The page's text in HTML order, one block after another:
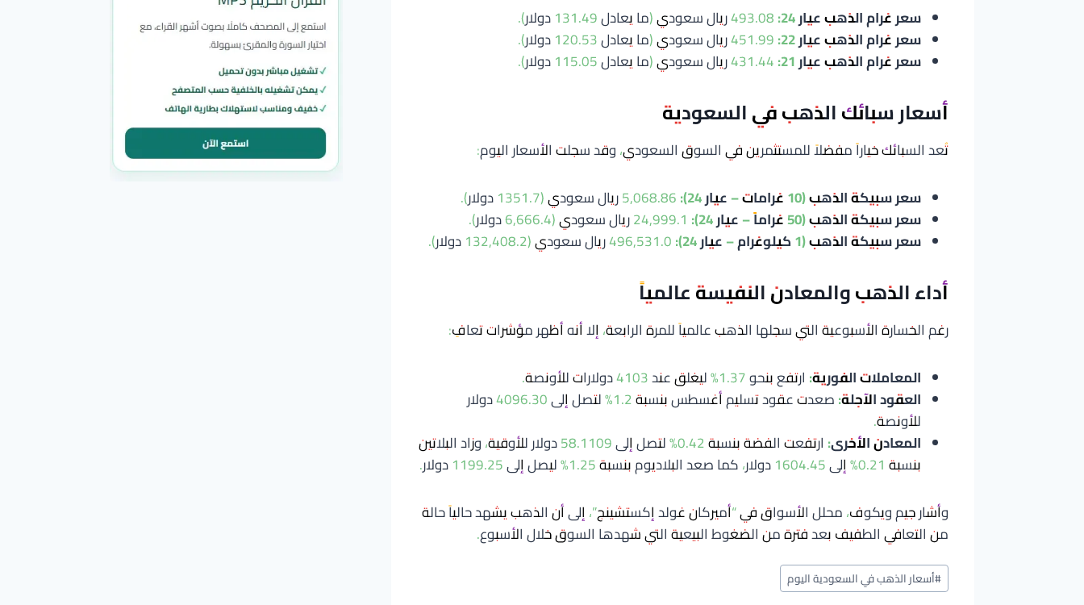
سعر غرام الذهب عيار 24:
سعر غرام الذهب عيار 22:
سعر غرام الذهب عيار 21:
أسعار سبائك الذهب في السعودية
تُعد السبائك خياراً مفضلاً للمستثمرين في السوق السعودي، وقد سجلت الأسعار اليوم:
سعر سبيكة الذهب (10 غرامات – عيار 24):
سعر سبيكة الذهب (50 غراماً – عيار 24):
سعر سبيكة الذهب (1 كيلوغرام – عيار 24):
أداء الذهب والمعادن النفيسة عالمياً
رغم الخسارة الأسبوعية التي سجلها الذهب عالمياً للمرة الرابعة، إلا أنه أظهر مؤشرات تعافٍ:
المعاملات الفورية: ارتفع بنحو 1.37% ليغلق عند 4103 دولارات للأونصة.
العقود الآجلة:
صعدت عقود تسليم أغسطس بنسبة 1.2% لتصل إلى 4096.30 دولار
للأونصة.
المعادن الأخرى:
ارتفعت الفضة بنسبة 0.42% لتصل إلى 58.1109 دولار للأوقية، وزاد البلاتين
بنسبة 0.21% إلى 1604.45 دولار، كما صعد البلاديوم بنسبة 1.25% ليصل إلى 1199.25 دولار.
وأشار جيم ويكوف، محلل الأسواق في “أميركان غولد إكستشينج”، إلى أن الذهب يشهد حالياً حالة
من التعافي الطفيف بعد فترة من الضغوط البيعية التي شهدها السوق خلال الأسبوع.
وسوم
المقال:
#أسعار الذهب في السعودية اليوم